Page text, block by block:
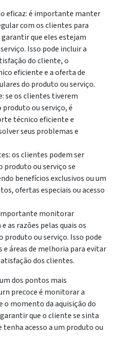
eficaz: é importante manter
com os clientes para
garantir que eles estejam
Isso pode incluir a
do cliente, o
eficiente e a oferta de
do produto ou serviço.
se os clientes tiverem
produto ou serviço, é
técnico eficiente e
seus problemas e
os clientes podem ser
produto ou serviço se
benefícios exclusivos ou um
ofertas especiais ou acesso
monitorar
as razões pelas quais os
ou serviço. Isso pode
áreas de melhoria para evitar
dos clientes.
dos pontos mais
precoce é monitorar a
o momento da aquisição do
que o cliente se sinta
tenha acesso a um produto ou